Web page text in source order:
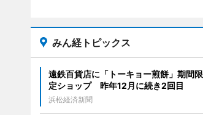
みん経トピックス
遠鉄百貨店に「トーキョー煎餅」期間限
定ショップ 昨年12月に続き2回目
浜松経済新聞